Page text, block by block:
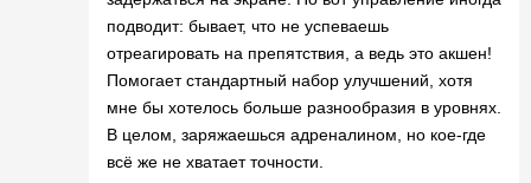
подводит: бывает, что не успеваешь
отреагировать на препятствия, а ведь это акшен!
Помогает стандартный набор улучшений, хотя
мне бы хотелось больше разнообразия в уровнях.
В целом, заряжаешься адреналином, но кое-где
всё же не хватает точности.